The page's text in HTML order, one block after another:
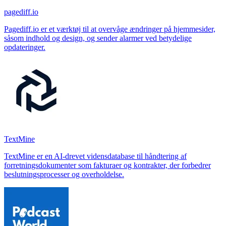
pagediff.io
Pagediff.io er et værktøj til at overvåge ændringer på hjemmesider,
såsom indhold og design, og sender alarmer ved betydelige
opdateringer.
TextMine
TextMine er en AI-drevet vidensdatabase til håndtering af
forretningsdokumenter som fakturaer og kontrakter, der forbedrer
beslutningsprocesser og overholdelse.